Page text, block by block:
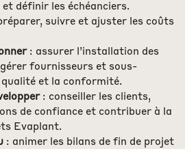
définir les échéanciers.
suivre et ajuster les coûts
: assurer l’installation des
fournisseurs et sous-
et la conformité.
: conseiller les clients,
de confiance et contribuer à la
Evaplant.
: animer les bilans de fin de projet